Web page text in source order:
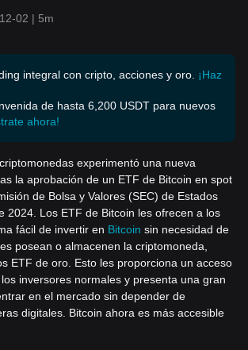
02 | 5m
integral con cripto, acciones y oro. ¡Haz
de hasta 6,200 USDT para nuevos
ahora!
experimentó una nueva
la aprobación de un ETF de Bitcoin en spot
de Bolsa y Valores (SEC) de Estados
2024. Los ETF de Bitcoin les ofrecen a los
fácil de invertir en Bitcoin sin necesidad de
posean o almacenen la criptomoneda,
ETF de oro. Esto les proporciona un acceso
inversores normales y presenta una gran
en el mercado sin depender de
digitales. Bitcoin ahora es más accesible